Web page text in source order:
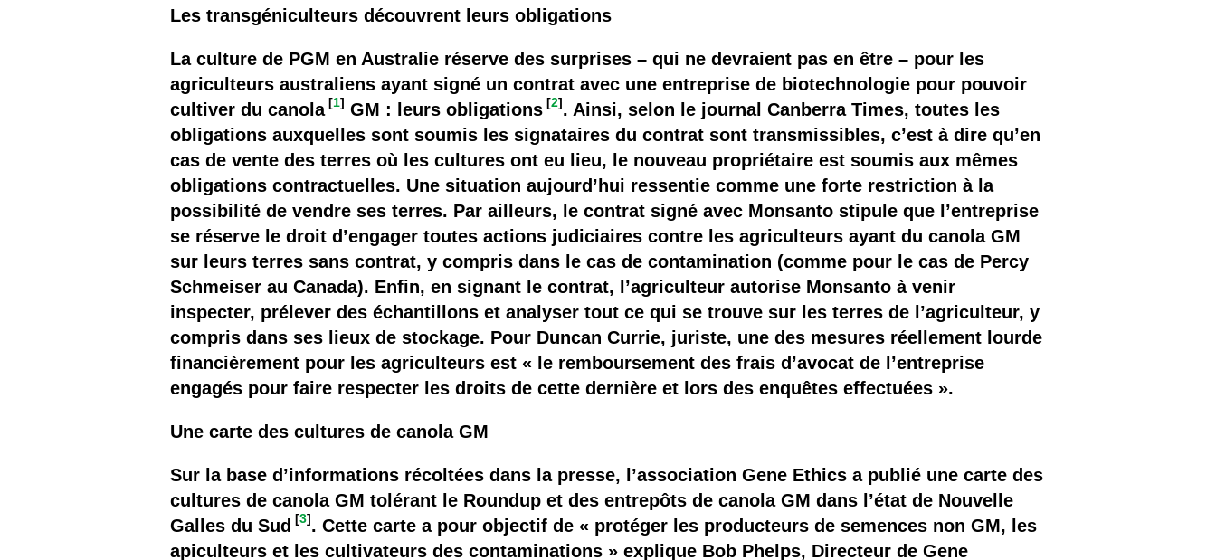
Il y a semence…. et semence
Quels sont les avantages et les inconvénients des OGM ?
Les transgéniculteurs découvrent leurs obligations
La culture de PGM en Australie réserve des surprises – qui ne devraient pas en être – pour les
agriculteurs australiens ayant signé un contrat avec une entreprise de biotechnologie pour pouvoir
cultiver du canola [1] GM : leurs obligations [2]. Ainsi, selon le journal Canberra Times, toutes les
obligations auxquelles sont soumis les signataires du contrat sont transmissibles, c’est à dire qu’en
cas de vente des terres où les cultures ont eu lieu, le nouveau propriétaire est soumis aux mêmes
obligations contractuelles. Une situation aujourd’hui ressentie comme une forte restriction à la
possibilité de vendre ses terres. Par ailleurs, le contrat signé avec Monsanto stipule que l’entreprise
se réserve le droit d’engager toutes actions judiciaires contre les agriculteurs ayant du canola GM
sur leurs terres sans contrat, y compris dans le cas de contamination (comme pour le cas de Percy
Schmeiser au Canada). Enfin, en signant le contrat, l’agriculteur autorise Monsanto à venir
inspecter, prélever des échantillons et analyser tout ce qui se trouve sur les terres de l’agriculteur, y
compris dans ses lieux de stockage. Pour Duncan Currie, juriste, une des mesures réellement lourde
financièrement pour les agriculteurs est « le remboursement des frais d’avocat de l’entreprise
engagés pour faire respecter les droits de cette dernière et lors des enquêtes effectuées ».
Une carte des cultures de canola GM
Sur la base d’informations récoltées dans la presse, l’association Gene Ethics a publié une carte des
cultures de canola GM tolérant le Roundup et des entrepôts de canola GM dans l’état de Nouvelle
Galles du Sud [3]. Cette carte a pour objectif de « protéger les producteurs de semences non GM, les
apiculteurs et les cultivateurs des contaminations » explique Bob Phelps, Directeur de Gene